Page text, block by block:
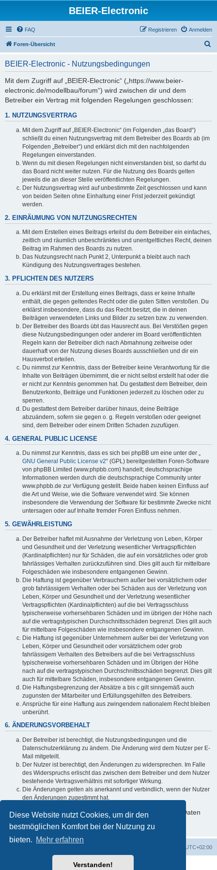
Diese Website nutzt Cookies, um dir den
bestmöglichen Komfort bei der Nutzung zu
bieten. Mehr erfahren
Verstanden!
BEIER-Electronic
FAQ Anmelden
Registrieren
Foren-Übersicht
BEIER-Electronic - Nutzungsbedingungen
Mit dem Zugriff auf „BEIER-Electronic“ („https://www.beier-
electronic.de/modellbau/forum“) wird zwischen dir und dem
Betreiber ein Vertrag mit folgenden Regelungen geschlossen:
1. NUTZUNGSVERTRAG
Mit dem Zugriff auf „BEIER-Electronic“ (im Folgenden „das Board“)
schließt du einen Nutzungsvertrag mit dem Betreiber des Boards ab (im
Folgenden „Betreiber“) und erklärst dich mit den nachfolgenden
Regelungen einverstanden.
Wenn du mit diesen Regelungen nicht einverstanden bist, so darfst du
das Board nicht weiter nutzen. Für die Nutzung des Boards gelten
jeweils die an dieser Stelle veröffentlichten Regelungen.
Der Nutzungsvertrag wird auf unbestimmte Zeit geschlossen und kann
von beiden Seiten ohne Einhaltung einer Frist jederzeit gekündigt
werden.
2. EINRÄUMUNG VON NUTZUNGSRECHTEN
Mit dem Erstellen eines Beitrags erteilst du dem Betreiber ein einfaches,
zeitlich und räumlich unbeschränktes und unentgeltliches Recht, deinen
Beitrag im Rahmen des Boards zu nutzen.
Das Nutzungsrecht nach Punkt 2, Unterpunkt a bleibt auch nach
Kündigung des Nutzungsvertrages bestehen.
3. PFLICHTEN DES NUTZERS
Du erklärst mit der Erstellung eines Beitrags, dass er keine Inhalte
enthält, die gegen geltendes Recht oder die guten Sitten verstoßen. Du
erklärst insbesondere, dass du das Recht besitzt, die in deinen
Beiträgen verwendeten Links und Bilder zu setzen bzw. zu verwenden.
Der Betreiber des Boards übt das Hausrecht aus. Bei Verstößen gegen
diese Nutzungsbedingungen oder anderer im Board veröffentlichten
Regeln kann der Betreiber dich nach Abmahnung zeitweise oder
dauerhaft von der Nutzung dieses Boards ausschließen und dir ein
Hausverbot erteilen.
Du nimmst zur Kenntnis, dass der Betreiber keine Verantwortung für die
Inhalte von Beiträgen übernimmt, die er nicht selbst erstellt hat oder die
er nicht zur Kenntnis genommen hat. Du gestattest dem Betreiber, dein
Benutzerkonto, Beiträge und Funktionen jederzeit zu löschen oder zu
sperren.
Du gestattest dem Betreiber darüber hinaus, deine Beiträge
abzuändern, sofern sie gegen o. g. Regeln verstoßen oder geeignet
sind, dem Betreiber oder einem Dritten Schaden zuzufügen.
4. GENERAL PUBLIC LICENSE
Du nimmst zur Kenntnis, dass es sich bei phpBB um eine unter der „
GNU General Public License v2“ (GPL) bereitgestellten Foren-Software
von phpBB Limited (www.phpbb.com) handelt; deutschsprachige
Informationen werden durch die deutschsprachige Community unter
www.phpbb.de zur Verfügung gestellt. Beide haben keinen Einfluss auf
die Art und Weise, wie die Software verwendet wird. Sie können
insbesondere die Verwendung der Software für bestimmte Zwecke nicht
untersagen oder auf Inhalte fremder Foren Einfluss nehmen.
5. GEWÄHRLEISTUNG
Der Betreiber haftet mit Ausnahme der Verletzung von Leben, Körper
und Gesundheit und der Verletzung wesentlicher Vertragspflichten
(Kardinalpflichten) nur für Schäden, die auf ein vorsätzliches oder grob
fahrlässiges Verhalten zurückzuführen sind. Dies gilt auch für mittelbare
Folgeschäden wie insbesondere entgangenen Gewinn.
Die Haftung ist gegenüber Verbrauchern außer bei vorsätzlichem oder
grob fahrlässigem Verhalten oder bei Schäden aus der Verletzung von
Leben, Körper und Gesundheit und der Verletzung wesentlicher
Vertragspflichten (Kardinalpflichten) auf die bei Vertragsschluss
typischerweise vorhersehbaren Schäden und im übrigen der Höhe nach
auf die vertragstypischen Durchschnittsschäden begrenzt. Dies gilt auch
für mittelbare Folgeschäden wie insbesondere entgangenen Gewinn.
Die Haftung ist gegenüber Unternehmern außer bei der Verletzung von
Leben, Körper und Gesundheit oder vorsätzlichem oder grob
fahrlässigem Verhalten des Betreibers auf die bei Vertragsschluss
typischerweise vorhersehbaren Schäden und im Übrigen der Höhe
nach auf die vertragstypischen Durchschnittsschäden begrenzt. Dies gilt
auch für mittelbare Schäden, insbesondere entgangenen Gewinn.
Die Haftungsbegrenzung der Absätze a bis c gilt sinngemäß auch
zugunsten der Mitarbeiter und Erfüllungsgehilfen des Betreibers.
Ansprüche für eine Haftung aus zwingendem nationalem Recht bleiben
unberührt.
6. ÄNDERUNGSVORBEHALT
Der Betreiber ist berechtigt, die Nutzungsbedingungen und die
Datenschutzerklärung zu ändern. Die Änderung wird dem Nutzer per E-
Mail mitgeteilt.
Der Nutzer ist berechtigt, den Änderungen zu widersprechen. Im Falle
des Widerspruchs erlischt das zwischen dem Betreiber und dem Nutzer
bestehende Vertragsverhältnis mit sofortiger Wirkung.
Die Änderungen gelten als anerkannt und verbindlich, wenn der Nutzer
den Änderungen zugestimmt hat.
Informationen über den Umgang mit deinen persönlichen Daten
sind in der Datenschutzerklärung enthalten.
UTC+02:00
Powered byphpBB® Forum Software © phpBB Limited